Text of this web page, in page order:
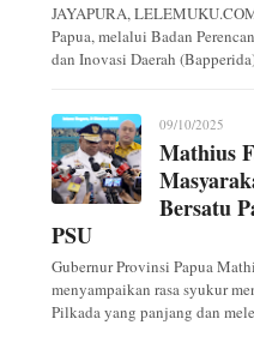
JAYAPURA,
Papua, melalui Badan
dan Inovasi Daerah
09/10/2025
Mathius
Bersatu
PSU
Gubernur Provinsi Papua
menyampaikan rasa syukur
Pilkada yang panjang dan